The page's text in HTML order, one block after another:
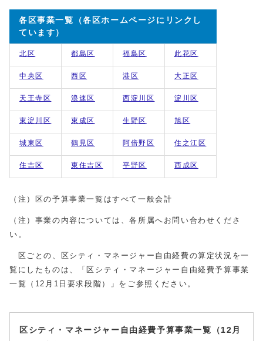
各区事業一覧（各区ホームページにリンクし
ています）
北区 都島区 福島区 此花区
中央区 西区 港区 大正区
天王寺区 浪速区 西淀川区 淀川区
東淀川区 東成区 生野区 旭区
城東区 鶴見区 阿倍野区 住之江区
住吉区 東住吉区 平野区 西成区
（注）区の予算事業一覧はすべて一般会計
（注）事業の内容については、各所属へお問い合わせくださ
い。
区ごとの、区シティ・マネージャー自由経費の算定状況を一
覧にしたものは、「区シティ・マネージャー自由経費予算事業
一覧（12月1日要求段階）」をご参照ください。
区シティ・マネージャー自由経費予算事業一覧（12月